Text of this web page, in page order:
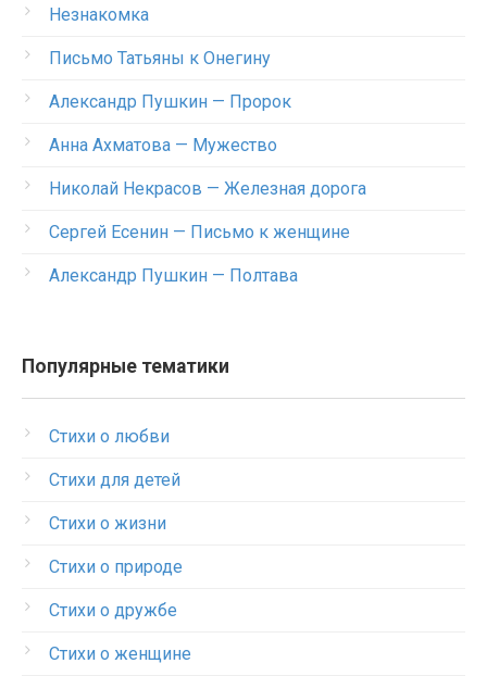
Незнакомка
Письмо Татьяны к Онегину
Александр Пушкин — Пророк
Анна Ахматова — Мужество
Николай Некрасов — Железная дорога
Сергей Есенин — Письмо к женщине
Александр Пушкин — Полтава
Популярные тематики
Стихи о любви
Стихи для детей
Стихи о жизни
Стихи о природе
Стихи о дружбе
Стихи о женщине